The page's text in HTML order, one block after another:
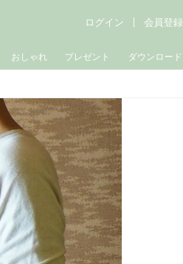
おしゃれ プレゼント ダウンロード
ログイン 会員登録